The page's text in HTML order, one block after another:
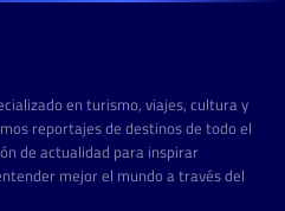
en turismo, viajes, cultura y
reportajes de destinos de todo el
de actualidad para inspirar
mejor el mundo a través del